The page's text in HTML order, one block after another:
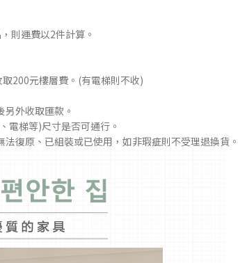
則運費以2件計算。
200元樓層費。(有電梯則不收)
外收取匯款。
電梯等)尺寸是否可通行。
復原、已組裝或已使用，如非瑕疵則不受理退換貨。